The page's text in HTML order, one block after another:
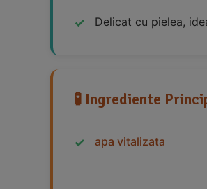
Delicat cu pielea,
🧪 Ingrediente
apa vitalizata